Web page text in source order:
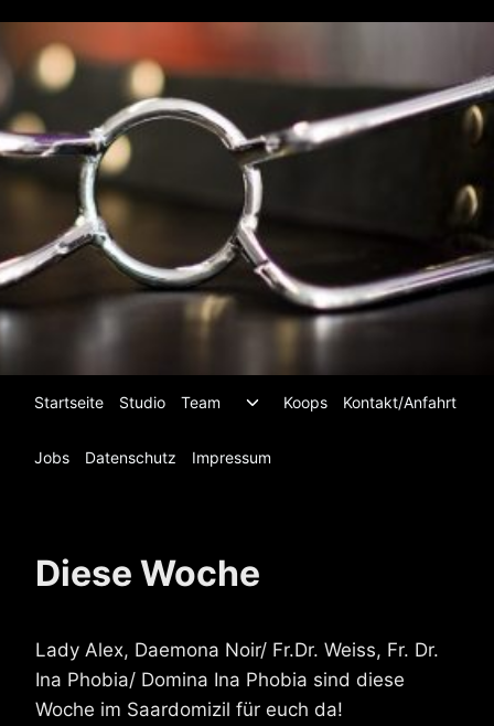
Inhalt
springen
Startseite Studio Team
Untermenü
umschalten
Koops Kontakt/Anfahrt
Jobs Datenschutz Impressum
Diese Woche
Lady Alex, Daemona Noir/ Fr.Dr. Weiss, Fr. Dr.
Ina Phobia/ Domina Ina Phobia sind diese
Woche im Saardomizil für euch da!